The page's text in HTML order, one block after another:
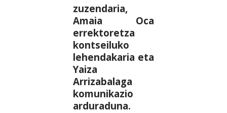
zuzendaria,
Amaia Oca
errektoretza
kontseiluko
lehendakaria eta
Yaiza
Arrizabalaga
komunikazio
arduraduna.